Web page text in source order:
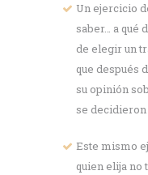
Un ejercicio
saber… a qué
de elegir un
que después
su opinión
se
Este mismo
quien elija no